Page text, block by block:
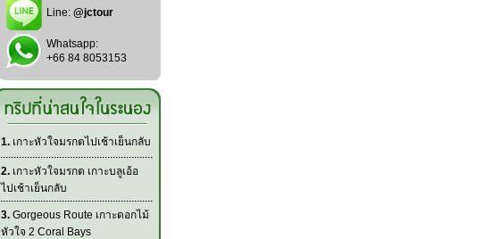
Line: @jctour
Whatsapp:
+66 84 8053153
1. เกาะหัวใจมรกตไปเช้าเย็นกลับ
2. เกาะหัวใจมรกต เกาะบลูเอ้อ
ไปเช้าเย็นกลับ
3. Gorgeous Route เกาะดอกไม้
หัวใจ 2 Coral Bays